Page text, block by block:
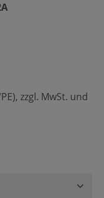
zzgl. MwSt. und